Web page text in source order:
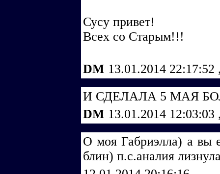
Сусу привет!
Всех со Старым!!!
DM 13.01.2014 22:17:52
И СДЕЛАЛА 5 МАЯ
DM 13.01.2014 12:03:03
О моя Габриэлла) а вы
блин) п.с.аналия